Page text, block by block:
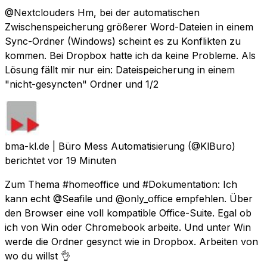
@Nextclouders Hm, bei der automatischen
Zwischenspeicherung größerer Word-Dateien in einem
Sync-Ordner (Windows) scheint es zu Konflikten zu
kommen. Bei Dropbox hatte ich da keine Probleme. Als
Lösung fällt mir nur ein: Dateispeicherung in einem
"nicht-gesyncten" Ordner und 1/2
bma-kl.de | Büro Mess Automatisierung (@KlBuro)
berichtet vor 19 Minuten
Zum Thema #homeoffice und #Dokumentation: Ich
kann echt @Seafile und @only_office empfehlen. Über
den Browser eine voll kompatible Office-Suite. Egal ob
ich von Win oder Chromebook arbeite. Und unter Win
werde die Ordner gesynct wie in Dropbox. Arbeiten von
wo du willst 👌